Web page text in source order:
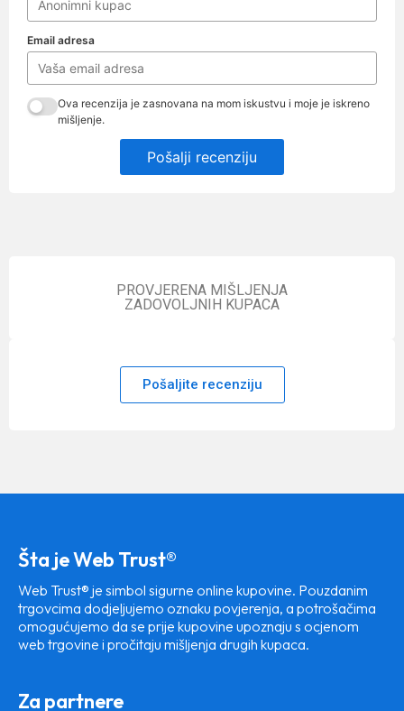
Email adresa
Ova recenzija je zasnovana na mom iskustvu i moje je iskreno
mišljenje.
Pošalji recenziju
PROVJERENA MIŠLJENJA
ZADOVOLJNIH KUPACA
Pošaljite recenziju
Šta je Web Trust®
Web Trust® je simbol sigurne online kupovine. Pouzdanim
trgovcima dodjeljujemo oznaku povjerenja, a potrošačima
omogućujemo da se prije kupovine upoznaju s ocjenom
web trgovine i pročitaju mišljenja drugih kupaca.
Za partnere